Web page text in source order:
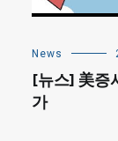
News
[뉴스] 美증
가